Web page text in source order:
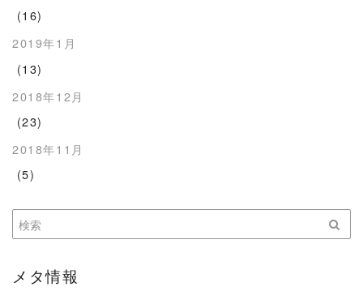
(16)
2019年1月
(13)
2018年12月
(23)
2018年11月
(5)
メタ情報